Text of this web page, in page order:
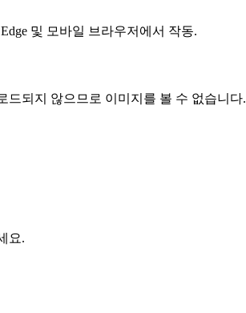
및 모바일 브라우저에서 작동.
드되지 않으므로 이미지를 볼 수 없습니다.
요.